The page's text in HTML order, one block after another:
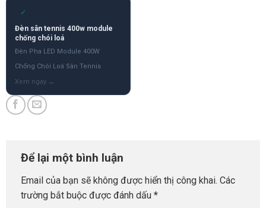
✓
Đèn sân tennis 400w module
chống chói loá
Đèn Pha LED Module 400W
Chống Chói Loá Sân Tennis
Để lại một bình luận
Email của bạn sẽ không được hiển thị công khai. Các
trường bắt buộc được đánh dấu *